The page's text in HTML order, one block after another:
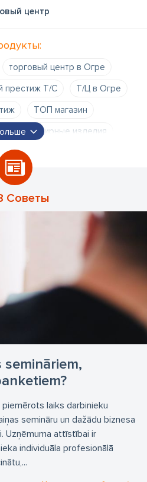
центр
торговый центр в Огре
престиж Т/С
Т/Ц в Огре
ТОП магазин
ювелирные изделия
салон оптики
товары
товары для животных
химчистка
автомат омнива
банкомат
сумки
аксессуары
Советы
laiks darbinieku
semināru un dažādu biznesa
Uzņēmuma attīstībai ir
individuāla profesionālā